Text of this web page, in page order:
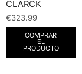
CLARCK
€323.99
COMPRAR
EL
PRODUCTO